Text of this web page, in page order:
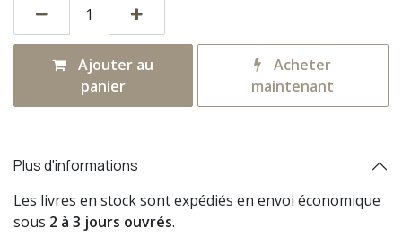
Ajouter au
panier
Acheter
maintenant
Plus d'informations
Les livres en stock sont expédiés en envoi économique
sous 2 à 3 jours ouvrés.